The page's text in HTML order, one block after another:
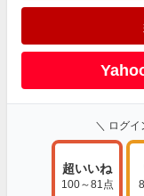
＼ ログイ
超いいね
100～81点